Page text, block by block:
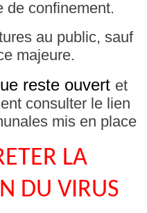
de confinement.
au public, sauf
majeure.
reste ouvert et
consulter le lien
mis en place
LA
DU VIRUS